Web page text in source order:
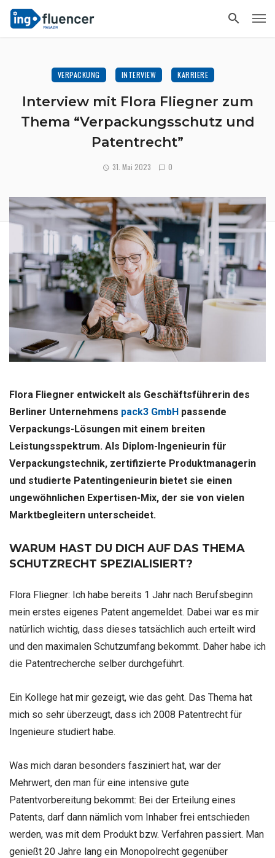
VERPACKUNG INTERVIEW KARRIERE
Interview mit Flora Fliegner zum
Thema “Verpackungsschutz und
Patentrecht”
31. Mai 2023 0
Flora Fliegner entwickelt als Geschäftsführerin des
Berliner Unternehmens pack3 GmbH passende
Verpackungs-Lösungen mit einem breiten
Leistungsspektrum. Als Diplom-Ingenieurin für
Verpackungstechnik, zertifizierte Produktmanagerin
und studierte Patentingenieurin bietet sie einen
ungewöhnlichen Expertisen-Mix, der sie von vielen
Marktbegleitern unterscheidet.
WARUM HAST DU DICH AUF DAS THEMA
SCHUTZRECHT SPEZIALISIERT?
Flora Fliegner: Ich habe bereits 1 Jahr nach Berufsbeginn
mein erstes eigenes Patent angemeldet. Dabei war es mir
natürlich wichtig, dass dieses tatsächlich auch erteilt wird
und den maximalen Schutzumfang bekommt. Daher habe ich
die Patentrecherche selber durchgeführt.
Ein Kollege hat mir gezeigt, wie das geht. Das Thema hat
mich so sehr überzeugt, dass ich 2008 Patentrecht für
Ingenieure studiert habe.
Was mich daran besonders fasziniert hat, war der
Mehrwert, den man für eine intensive gute
Patentvorbereitung bekommt: Bei der Erteilung eines
Patents, darf dann nämlich vom Inhaber frei entschieden
werden, was mit dem Produkt bzw. Verfahren passiert. Man
genießt 20 Jahre lang ein Monopolrecht gegenüber